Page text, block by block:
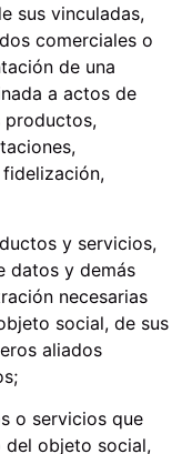
sus vinculadas,
comerciales o
de una
a actos de
productos,
y servicios,
datos y demás
necesarias
social, de sus
aliados
o servicios que
del objeto social,